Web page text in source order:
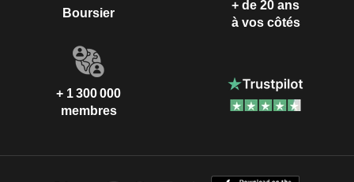
Boursier
+ de 20 ans
à vos côtés
+ 1 300 000
membres